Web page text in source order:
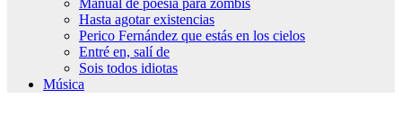
Manual de poesía para zombis
Hasta agotar existencias
Perico Fernández que estás en los cielos
Entré en, salí de
Sois todos idiotas
Música